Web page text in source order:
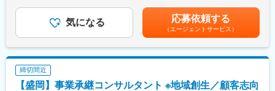
変更の範囲：会社の定める業務
＜同社の特徴＞
・各分野の専門家や実務コンサルタントが顧客に合わせたプロジ
提供します。
・チームコンサルティングを主眼に置いて企業支援を行っている
ため幅広い経験を積むことができます。
給与には30時間分の固定残業代を含む/超過分は全額支給※経験・
能力、現年収など考慮の上、決定いたします■昇給：年1回■賞
与：年2回（2ヶ月×2回）賃金はあくまでも目安の金額であり、選
考を通じて上下する可能性があります。月給(月額)は固定手当を含
めた表記です。
気になる 応募依頼する
（エージェントサービス）
締切間近
【盛岡】事業承継コンサルタント ※地域創生／顧客志向